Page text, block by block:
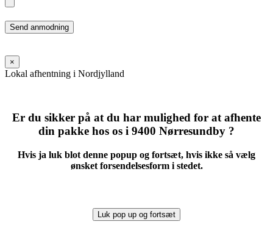
Please
leave
field
empty.
×
Lokal afhentning i Nordjylland
Er du sikker på at du har mulighed for at afhente
din pakke hos os i 9400 Nørresundby ?
Hvis ja luk blot denne popup og fortsæt, hvis ikke så vælg
ønsket forsendelsesform i stedet.
Luk pop up og fortsæt